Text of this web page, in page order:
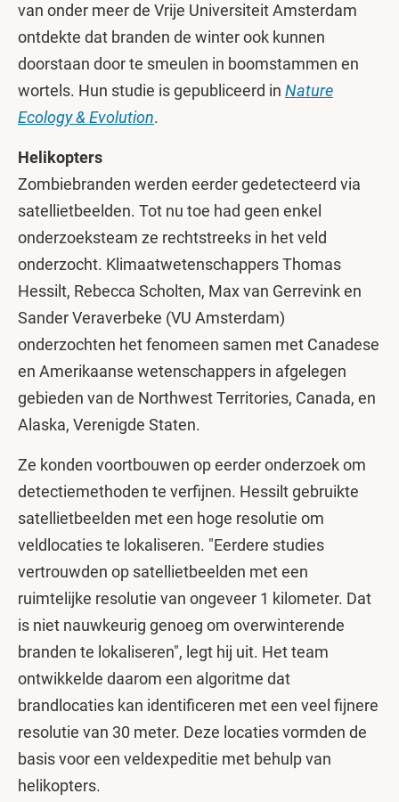
van onder meer de Vrije Universiteit Amsterdam
ontdekte dat branden de winter ook kunnen
doorstaan door te smeulen in boomstammen en
wortels. Hun studie is gepubliceerd in Nature
Ecology & Evolution.
Helikopters
Zombiebranden werden eerder gedetecteerd via
satellietbeelden. Tot nu toe had geen enkel
onderzoeksteam ze rechtstreeks in het veld
onderzocht. Klimaatwetenschappers Thomas
Hessilt, Rebecca Scholten, Max van Gerrevink en
Sander Veraverbeke (VU Amsterdam)
onderzochten het fenomeen samen met Canadese
en Amerikaanse wetenschappers in afgelegen
gebieden van de Northwest Territories, Canada, en
Alaska, Verenigde Staten.
Ze konden voortbouwen op eerder onderzoek om
detectiemethoden te verfijnen. Hessilt gebruikte
satellietbeelden met een hoge resolutie om
veldlocaties te lokaliseren. "Eerdere studies
vertrouwden op satellietbeelden met een
ruimtelijke resolutie van ongeveer 1 kilometer. Dat
is niet nauwkeurig genoeg om overwinterende
branden te lokaliseren", legt hij uit. Het team
ontwikkelde daarom een algoritme dat
brandlocaties kan identificeren met een veel fijnere
resolutie van 30 meter. Deze locaties vormden de
basis voor een veldexpeditie met behulp van
helikopters.